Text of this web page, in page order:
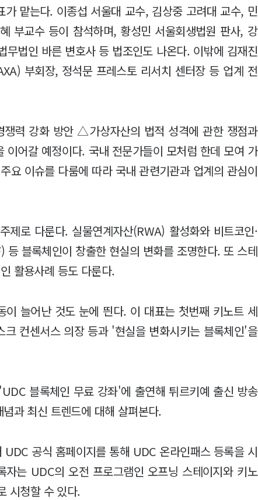
가 맡는다. 이종섭 서울대 교수, 김상중 고려대 교수, 민
부교수 등이 참석하며, 황성민 서울회생법원 판사, 강
무법인 바른 변호사 등 법조인도 나온다. 이밖에 김재진
부회장, 정석문 프레스토 리서치 센터장 등 업계 전
력 강화 방안 △가상자산의 법적 성격에 관한 쟁점과
이어갈 예정이다. 국내 전문가들이 모처럼 한데 모여 가
요 이슈를 다룸에 따라 국내 관련기관과 업계의 관심이
제로 다룬다. 실물연계자산(RWA) 활성화와 비트코인·
등 블록체인이 창출한 현실의 변화를 조명한다. 또 스테
활용사례 등도 다룬다.
이 늘어난 것도 눈에 띈다. 이 대표는 첫번째 키노트 세
크 컨센서스 의장 등과 '현실을 변화시키는 블록체인'을
블록체인 무료 강좌'에 출연해 튀르키예 출신 방송
과 최신 트렌드에 대해 살펴본다.
공식 홈페이지를 통해 UDC 온라인패스 등록을 시
자는 UDC의 오전 프로그램인 오프닝 스테이지와 키노
시청할 수 있다.